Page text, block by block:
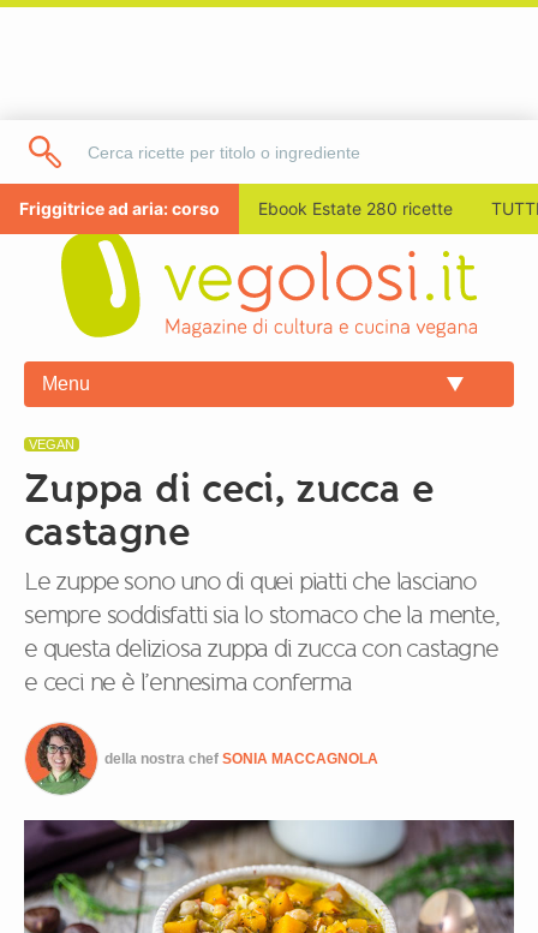
Friggitrice ad aria: corso Ebook Estate 280 ricette
Menu
VEGAN
Zuppa di ceci, zucca e
castagne
Le zuppe sono uno di quei piatti che lasciano
sempre soddisfatti sia lo stomaco che la mente,
e questa deliziosa zuppa di zucca con castagne
e ceci ne è l’ennesima conferma
della nostra chef SONIA MACCAGNOLA